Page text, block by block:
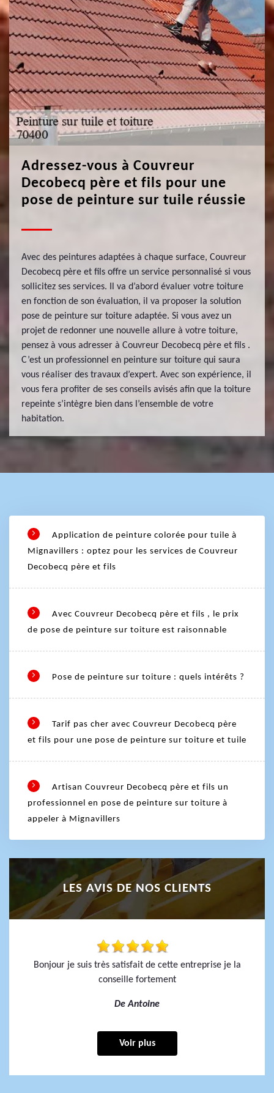
Adressez-vous à Couvreur
Decobecq père et fils pour une
pose de peinture sur tuile réussie
Avec des peintures adaptées à chaque surface, Couvreur
Decobecq père et fils offre un service personnalisé si vous
sollicitez ses services. Il va d’abord évaluer votre toiture
en fonction de son évaluation, il va proposer la solution
pose de peinture sur toiture adaptée. Si vous avez un
projet de redonner une nouvelle allure à votre toiture,
pensez à vous adresser à Couvreur Decobecq père et fils .
C’est un professionnel en peinture sur toiture qui saura
vous réaliser des travaux d’expert. Avec son expérience, il
vous fera profiter de ses conseils avisés afin que la toiture
repeinte s’intègre bien dans l’ensemble de votre
habitation.
Application de peinture colorée pour tuile à
Mignavillers : optez pour les services de Couvreur
Decobecq père et fils
Avec Couvreur Decobecq père et fils , le prix
de pose de peinture sur toiture est raisonnable
Pose de peinture sur toiture : quels intérêts ?
Tarif pas cher avec Couvreur Decobecq père
et fils pour une pose de peinture sur toiture et tuile
Artisan Couvreur Decobecq père et fils un
professionnel en pose de peinture sur toiture à
appeler à Mignavillers
LES AVIS DE NOS CLIENTS
Bonjour je suis très satisfait de cette entreprise je la
conseille fortement
De Antoine
Voir plus